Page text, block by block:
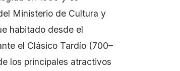
Ministerio de Cultura y
habitado desde el
el Clásico Tardío (700–
los principales atractivos